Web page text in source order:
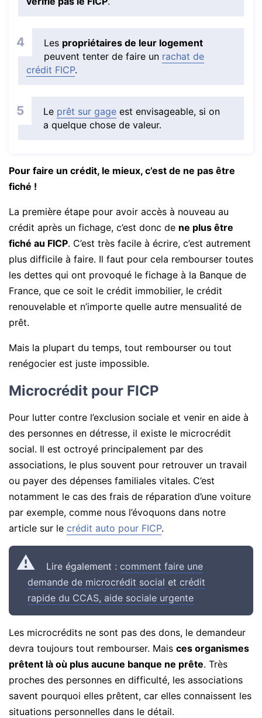
Les propriétaires de leur logement
peuvent tenter de faire un rachat de
crédit FICP.
Le prêt sur gage est envisageable, si on
a quelque chose de valeur.
Pour faire un crédit, le mieux, c’est de ne pas être
fiché !
La première étape pour avoir accès à nouveau au
crédit après un fichage, c’est donc de ne plus être
fiché au FICP. C’est très facile à écrire, c’est autrement
plus difficile à faire. Il faut pour cela rembourser toutes
les dettes qui ont provoqué le fichage à la Banque de
France, que ce soit le crédit immobilier, le crédit
renouvelable et n’importe quelle autre mensualité de
prêt.
Mais la plupart du temps, tout rembourser ou tout
renégocier est juste impossible.
Microcrédit pour FICP
Pour lutter contre l’exclusion sociale et venir en aide à
des personnes en détresse, il existe le microcrédit
social. Il est octroyé principalement par des
associations, le plus souvent pour retrouver un travail
ou payer des dépenses familiales vitales. C’est
notamment le cas des frais de réparation d’une voiture
par exemple, comme nous l’évoquons dans notre
article sur le crédit auto pour FICP.
Lire également : comment faire une
demande de microcrédit social et crédit
rapide du CCAS, aide sociale urgente
Les microcrédits ne sont pas des dons, le demandeur
devra toujours tout rembourser. Mais ces organismes
prêtent là où plus aucune banque ne prête. Très
proches des personnes en difficulté, les associations
savent pourquoi elles prêtent, car elles connaissent les
situations personnelles dans le détail.